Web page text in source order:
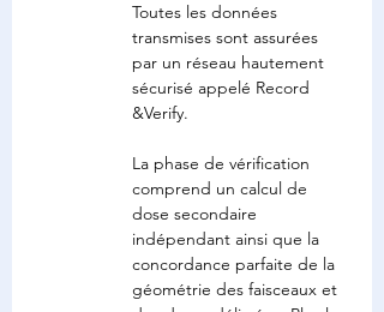
Toutes les données
transmises sont assurées
par un réseau hautement
sécurisé appelé Record
&Verify.
La phase de vérification
comprend un calcul de
dose secondaire
indépendant ainsi que la
concordance parfaite de la
géométrie des faisceaux et